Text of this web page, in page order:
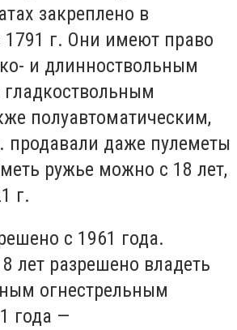
закреплено в
1791 г. Они имеют право
и длинноствольным
полуавтоматическим,
продавали даже пулеметы
ружье можно с 18 лет,
г.
с 1961 года.
лет разрешено владеть
огнестрельным
года —